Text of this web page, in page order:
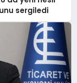
sergiledi